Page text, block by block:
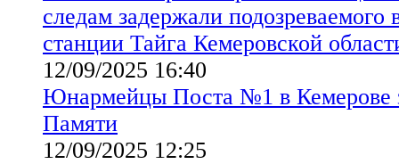
следам задержали
станции Тайга Кемеровской
12/09/2025 16:40
Юнармейцы Поста №1 в Кемерове
Памяти
12/09/2025 12:25